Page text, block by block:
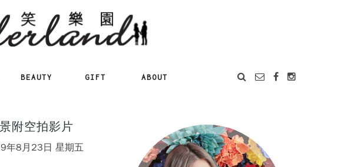
BEAUTY GIFT ABOUT
附空拍影片
年8月23日 星期五